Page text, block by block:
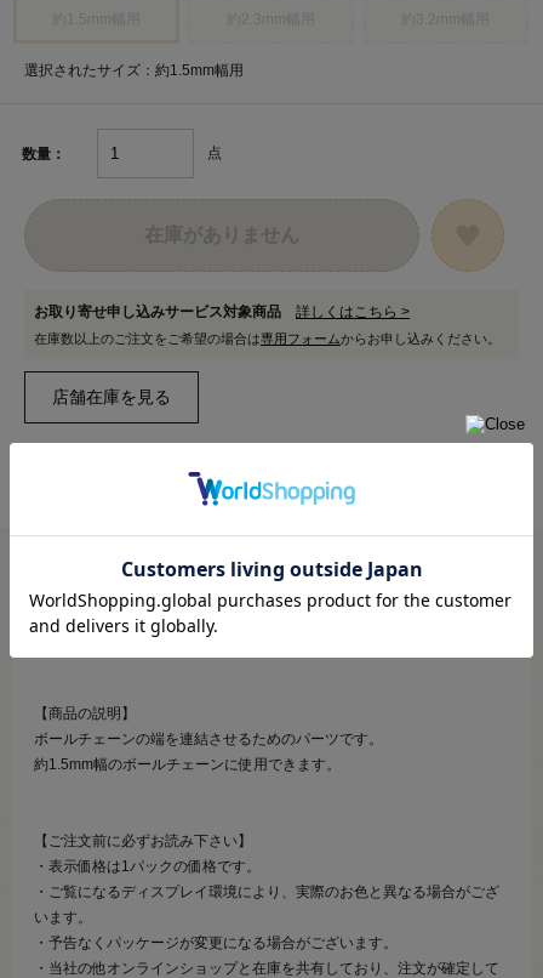
選択されたサイズ：約1.5mm幅用
数量： 点
在庫がありません
お取り寄せ申し込みサービス対象商品 詳しくはこちら >
在庫数以上のご注文をご希望の場合は専用フォームからお申し込みください。
●サイズ：約1.5mm幅用
●入数：4個
【商品の説明】
ボールチェーンの端を連結させるためのパーツです。
約1.5mm幅のボールチェーンに使用できます。
【ご注文前に必ずお読み下さい】
・表示価格は1パックの価格です。
・ご覧になるディスプレイ環境により、実際のお色と異なる場合がござ
います。
・予告なくパッケージが変更になる場合がございます。
・当社の他オンラインショップと在庫を共有しており、注文が確定して